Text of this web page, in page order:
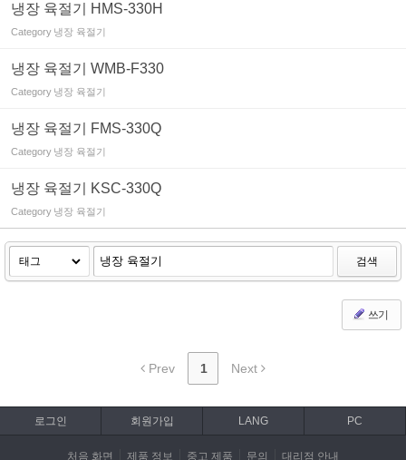
냉장 육절기 HMS-330H
Category 냉장 육절기
냉장 육절기 WMB-F330
Category 냉장 육절기
냉장 육절기 FMS-330Q
Category 냉장 육절기
냉장 육절기 KSC-330Q
Category 냉장 육절기
검색
쓰기
Prev 1 Next
로그인 회원가입 LANG PC
처음 화면 제품 정보 중고 제품 문의 대리점 안내